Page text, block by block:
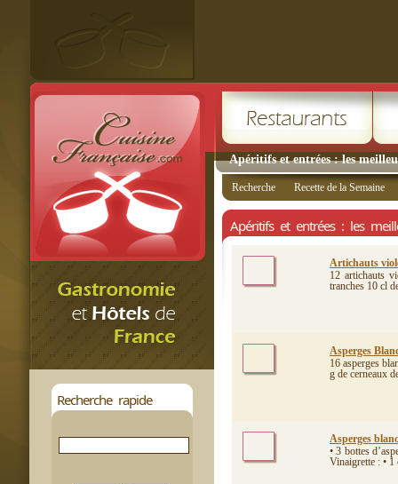
Apéritifs et entrées : les
Recherche rapide
Recherche Recette de la Semaine
Apéritifs et entrées : les
Artichauts
12 artichauts
tranches 10 cl
Asperges
16 asperges
g de cerneaux
Asperges
• 3 bottes
Vinaigrette : •